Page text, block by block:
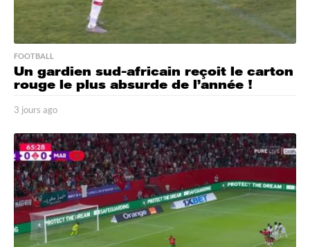
FOOTBALL
Un gardien sud-africain reçoit le carton
rouge le plus absurde de l’année !
3 jours ago
o
u
r
s
a
g
o